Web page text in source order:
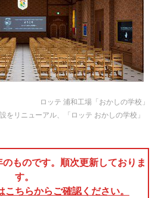
ロッテ 浦和工場「おかしの学校」
をリニューアル、「ロッテ おかしの学校」
ものです。順次更新しておりま
す。
ちらからご確認ください。